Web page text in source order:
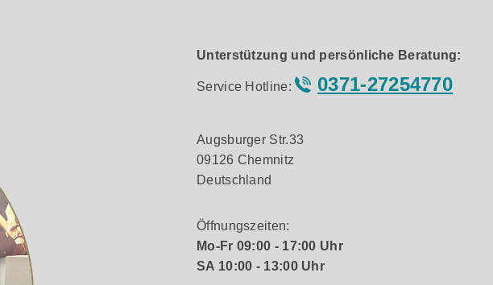
Unterstützung und persönliche Beratung:
Service Hotline: 0371-27254770
Augsburger Str.33
09126 Chemnitz
Deutschland
Öffnungszeiten:
Mo-Fr 09:00 - 17:00 Uhr
SA 10:00 - 13:00 Uhr